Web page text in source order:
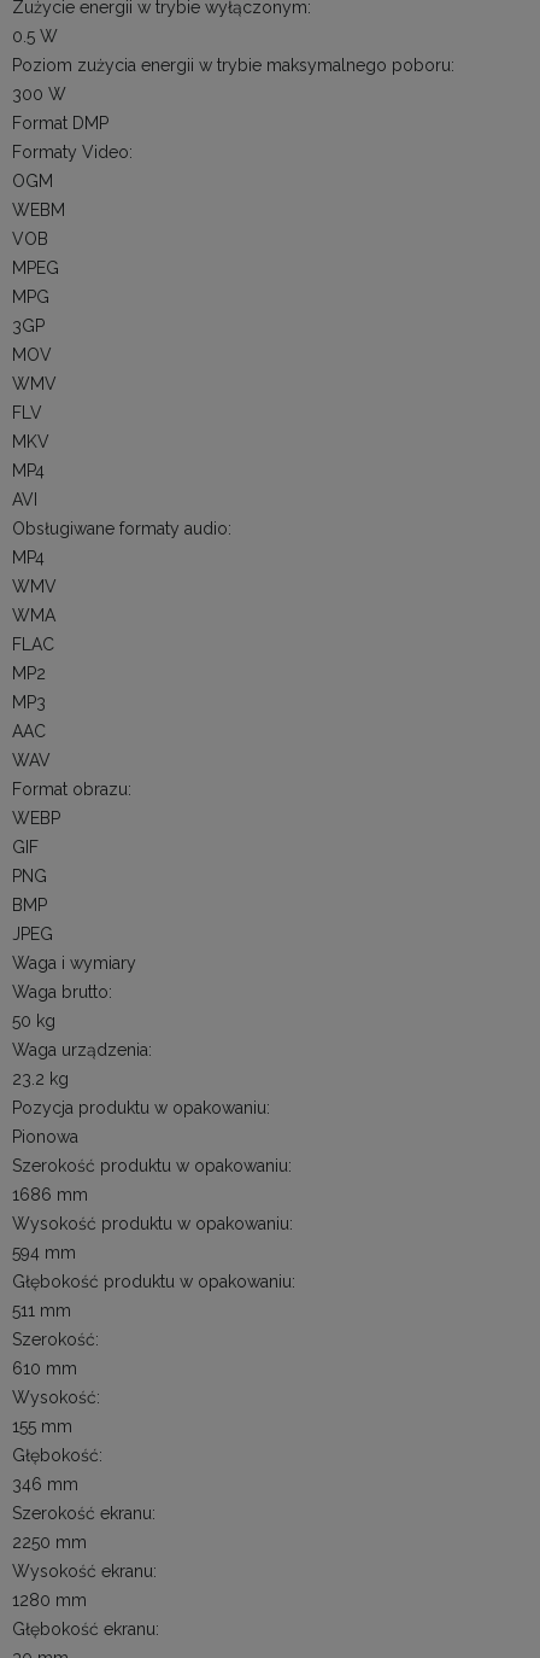
Zużycie energii w trybie wyłączonym:
0.5 W
Poziom zużycia energii w trybie maksymalnego poboru:
300 W
Format DMP
Formaty Video:
OGM
WEBM
VOB
MPEG
MPG
3GP
MOV
WMV
FLV
MKV
MP4
AVI
Obsługiwane formaty audio:
MP4
WMV
WMA
FLAC
MP2
MP3
AAC
WAV
Format obrazu:
WEBP
GIF
PNG
BMP
JPEG
Waga i wymiary
Waga brutto:
50 kg
Waga urządzenia:
23.2 kg
Pozycja produktu w opakowaniu:
Pionowa
Szerokość produktu w opakowaniu:
1686 mm
Wysokość produktu w opakowaniu:
594 mm
Głębokość produktu w opakowaniu:
511 mm
Szerokość:
610 mm
Wysokość:
155 mm
Głębokość:
346 mm
Szerokość ekranu:
2250 mm
Wysokość ekranu:
1280 mm
Głębokość ekranu: